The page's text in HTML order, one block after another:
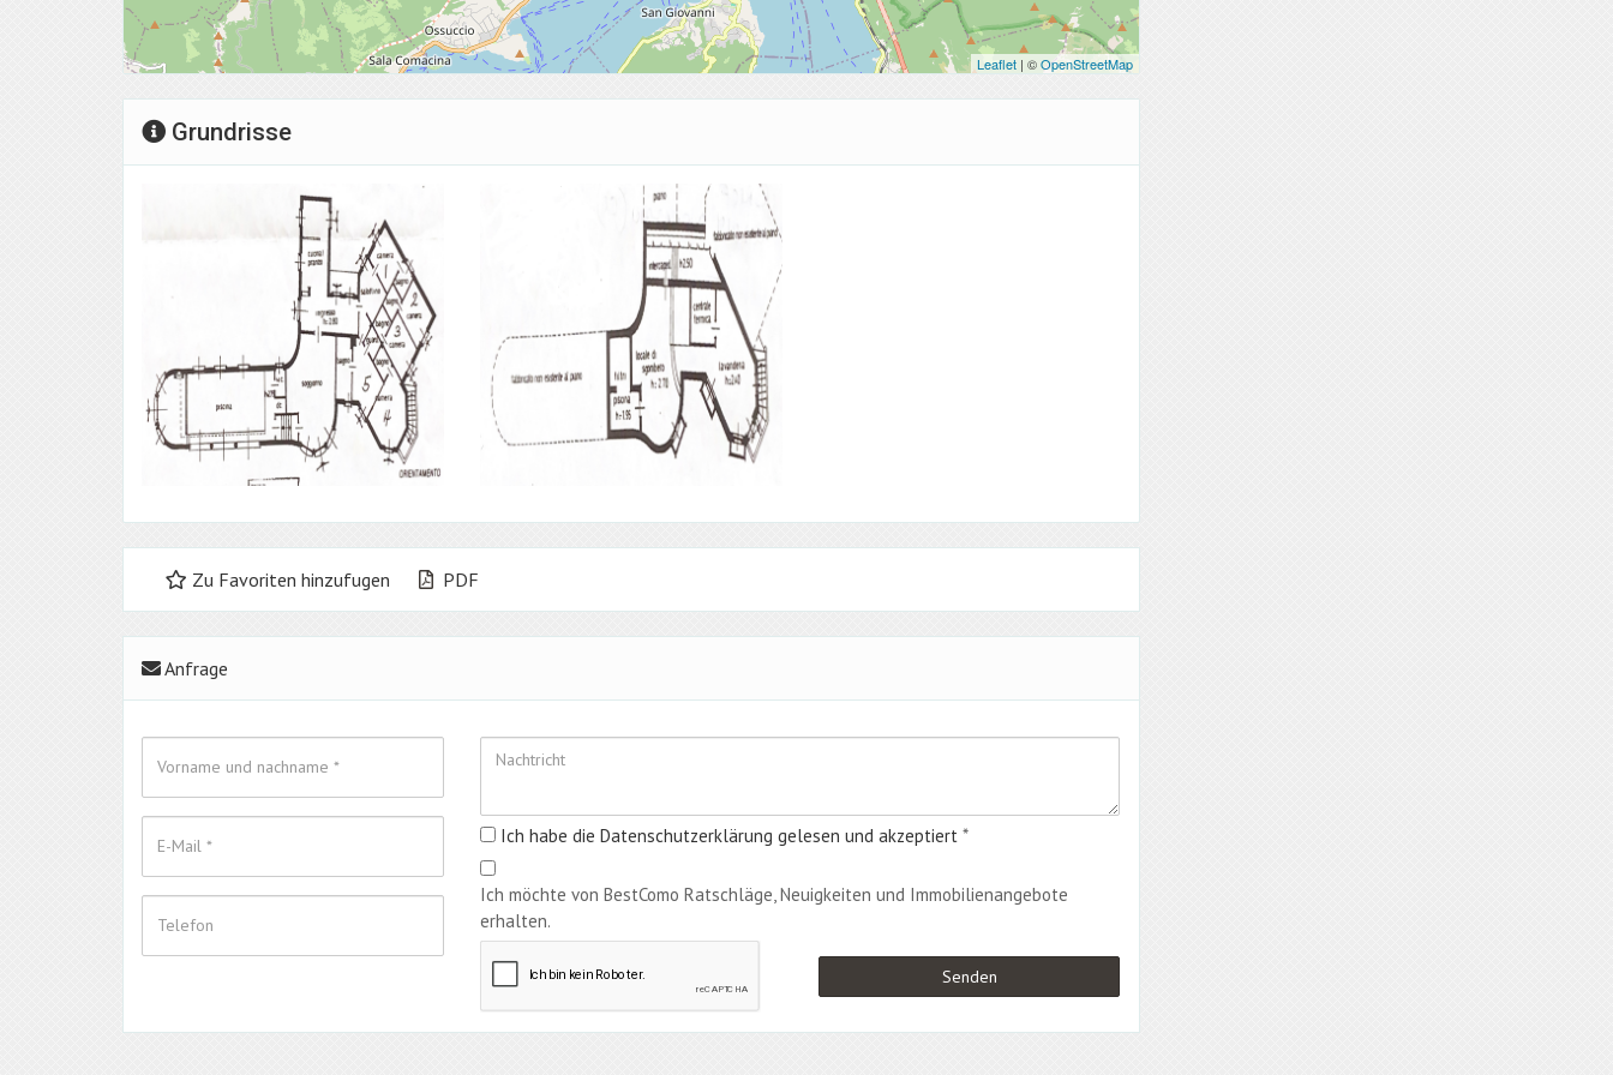
Leaflet| ©OpenStreetMap
Grundrisse
Zu Favoriten hinzufugen PDF
Anfrage
Ich habe die Datenschutzerklärung gelesen und akzeptiert *
Ich möchte von BestComo Ratschläge, Neuigkeiten und Immobilienangebote
erhalten.